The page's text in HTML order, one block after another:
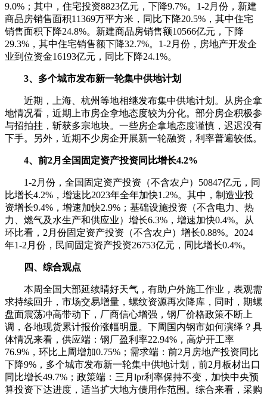
9.0%；其中，住宅投资8823亿元，下降9.7%。1-2月份，新建
商品房销售面积11369万平方米，同比下降20.5%，其中住宅
销售面积下降24.8%。新建商品房销售额10566亿元，下降
29.3%，其中住宅销售额下降32.7%。1-2月份，房地产开发企
业到位资金16193亿元，同比下降24.1%。
3、多个城市发布新一轮集中供地计划
近期，上海、杭州等地相继发布集中供地计划。从房企拿
地情况看，近期上市房企拿地态度较为分化。部分房企积极参
与招拍挂，斩获多宗地块。一些房企拿地态度谨慎，迟迟没有
下手。另外，近期不少房企开展新一轮融资，利率普遍较低。
4、前2月全国固定资产投资同比增长4.2%
1-2月份，全国固定资产投资（不含农户）50847亿元，同
比增长4.2%，增速比2023年全年加快1.2%。其中，制造业投
资增长9.4%，增速加快2.9%；基础设施投资（不含电力、热
力、燃气及水生产和供应业）增长6.3%，增速加快0.4%。从
环比看，2月份固定资产投资（不含农户）增长0.88%。2024
年1-2月份，民间固定资产投资26753亿元，同比增长0.4%。
四、综合观点
本周全国大部延续晴好天气，有助户外施工作业，表观需
求持续回升，市场交易增量，螺纹资源再次降库，同时，期螺
盘面震荡冲高带动下，厂商信心增强，钢厂价格政策不断上
调，各地现货累计报价涨幅明显。下周国内钢市如何演绎？具
体情况来看，供应端：钢厂盈利率22.94%，高炉开工率
76.9%，环比上周增加0.75%；需求端：前2月房地产投资同比
下降9%，多个城市发布新一轮集中供地计划，前2月板材出口
同比增长49.7%；政策端：三月lpr利率保持不变，加快中央预
算投资下达进度，适当扩大地方债用作范围。综合来看，采购